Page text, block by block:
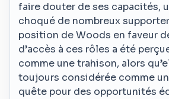
faire douter de ses capacités,
choqué de nombreux
position de Woods en faveur
d’accès à ces rôles a été
comme une trahison, alors
toujours considérée comme
quête pour des opportunités